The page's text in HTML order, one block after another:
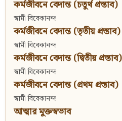
কর্মজীবনে বেদান্ত (চতুর্থ প্রস্তাব)
স্বামী বিবেকানন্দ
কর্মজীবনে বেদান্ত (তৃতীয় প্রস্তাব)
স্বামী বিবেকানন্দ
কর্মজীবনে বেদান্ত (দ্বিতীয় প্রস্তাব)
স্বামী বিবেকানন্দ
কর্মজীবনে বেদান্ত (প্রথম প্রস্তাব)
স্বামী বিবেকানন্দ
আত্মার মুক্তস্বভাব